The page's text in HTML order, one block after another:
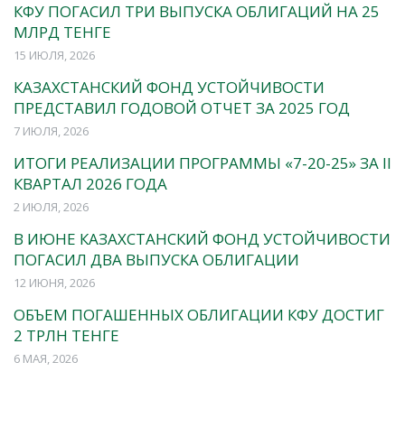
КФУ ПОГАСИЛ ТРИ ВЫПУСКА ОБЛИГАЦИЙ НА 25
МЛРД ТЕНГЕ
15 ИЮЛЯ, 2026
КАЗАХСТАНСКИЙ ФОНД УСТОЙЧИВОСТИ
ПРЕДСТАВИЛ ГОДОВОЙ ОТЧЕТ ЗА 2025 ГОД
7 ИЮЛЯ, 2026
ИТОГИ РЕАЛИЗАЦИИ ПРОГРАММЫ «7-20-25» ЗА II
КВАРТАЛ 2026 ГОДА
2 ИЮЛЯ, 2026
В ИЮНЕ КАЗАХСТАНСКИЙ ФОНД УСТОЙЧИВОСТИ
ПОГАСИЛ ДВА ВЫПУСКА ОБЛИГАЦИИ
12 ИЮНЯ, 2026
ОБЪЕМ ПОГАШЕННЫХ ОБЛИГАЦИИ КФУ ДОСТИГ
2 ТРЛН ТЕНГЕ
6 МАЯ, 2026